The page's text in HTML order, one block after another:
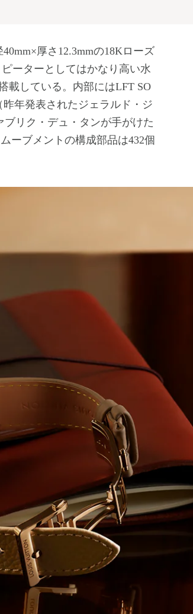
厚さ12.3mmの18Kローズ
ーターとしてはかなり高い水
載している。内部にはLFT SO
年発表されたジェラルド・ジ
ブリク・デュ・タンが手がけた
ーブメントの構成部品は432個